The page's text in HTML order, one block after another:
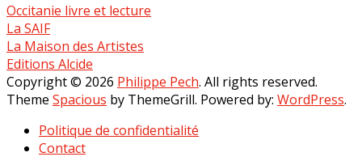
Occitanie livre et lecture
La SAIF
La Maison des Artistes
Editions Alcide
Copyright © 2026 Philippe Pech. All rights reserved.
Theme Spacious by ThemeGrill. Powered by: WordPress.
Politique de confidentialité
Contact